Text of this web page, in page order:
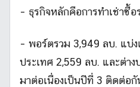
k
s
t
o
– ธุรกิจหลักคือการทำเช่าซื้
– พอร์ตรวม 3,949 ลบ. แบ่
ประเทศ 2,559 ลบ. และต่า
มาต่อเนื่องเป็นปีที่ 3 ติดต่อ